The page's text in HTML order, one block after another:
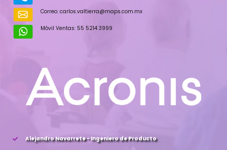
Correo: carlos.valtierra@maps.com.mx
Móvil Ventas: 55 5214 3999
Alejandro Navarrete - Ingeniero de Producto